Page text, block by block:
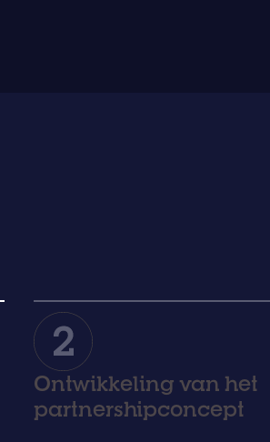
Ontwikkeling van het
partnershipconcept